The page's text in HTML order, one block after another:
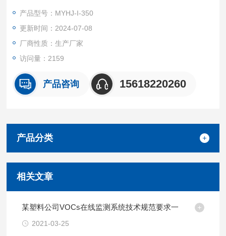
变、湍流现象影响；无机械动作测量、确保稳定性和长寿命；检
测棱镜全平面结构，运行无需试剂耗材且低功耗；集成测量、显
示，支持面板及蓝牙通讯设置、查看参数；4-20mA/RS485，
产品型号：MYHJ-I-350
更新时间：2024-07-08
厂商性质：生产厂家
访问量：2159
产品咨询 15618220260
产品分类
相关文章
某塑料公司VOCs在线监测系统技术规范要求一
2021-03-25